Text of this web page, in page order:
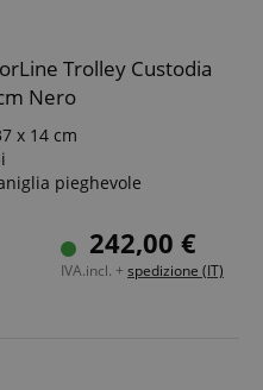
Trolley Custodia
Nero
x 14 cm
pieghevole
della pressione
resistente242,00 €
IVA.incl. + spedizione (IT)